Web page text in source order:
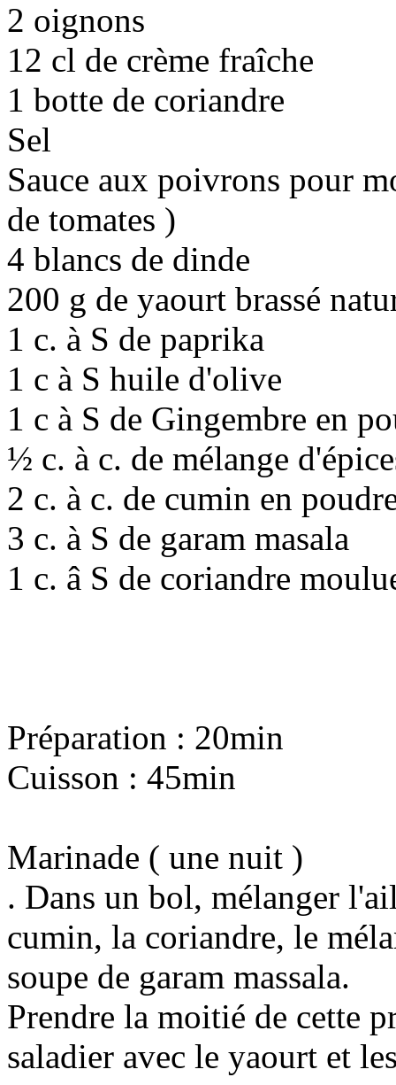
2 oignons
12 cl de crème fraîche
1 botte de coriandre
Sel
Sauce aux poivrons pour
de tomates )
4 blancs de dinde
200 g de yaourt brassé
1 c. à S de paprika
1 c à S huile d'olive
1 c à S de Gingembre en
½ c. à c. de mélange
2 c. à c. de cumin en
3 c. à S de garam masala
1 c. â S de coriandre
Préparation : 20min
Cuisson : 45min
Marinade ( une nuit )
. Dans un bol, mélanger
cumin, la coriandre, le
soupe de garam massala.
Prendre la moitié de cette
saladier avec le yaourt et